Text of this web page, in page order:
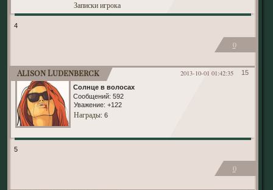
Записки игрока
4
0
15
2013-10-01 01:42:35
Alison Ludenberck
Солнце в волосах
Сообщений: 592
Уважение: +122
Награды: 6
5
0